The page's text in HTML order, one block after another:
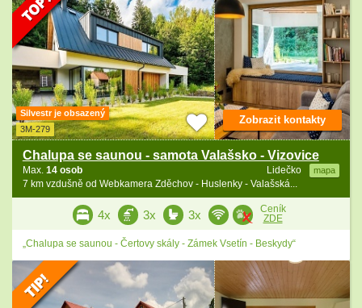
Silvestr je obsazený
3M-279
Chalupa se saunou - samota Valašsko - Vizovice
Lidečko mapa
Max. 14 osob
7 km vzdušně od Webkamera Zděchov - Huslenky - Valašská...
Zobrazit kontakty
4x 3x 3x
Ceník
ZDE
„Chalupa se saunou - Čertovy skály - Zámek Vsetín - Beskydy“